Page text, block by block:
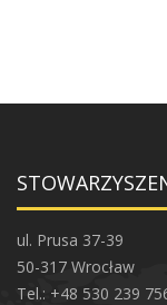
ul. Prusa 37-39
50-317 Wrocław
Tel.: +48 530 239